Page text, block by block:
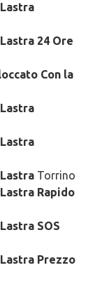
24 Ore
Con la
Torrino
Rapido
SOS
Prezzo